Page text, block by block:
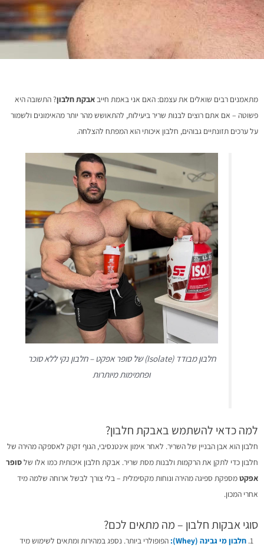
מתאמנים רבים שואלים את עצמם: האם אני באמת חייבאבקת חלבון? התשובה היא
פשוטה – אם אתם רוצים לבנות שריר ביעילות, להתאושש מהר יותר מהאימונים ולשמור
על ערכים תזונתיים גבוהים, חלבון איכותי הוא המפתח להצלחה.
חלבון מבודד (Isolate) של סופר אפקט – חלבון נקי ללא סוכר
ופחמימות מיותרות
למה כדאי להשתמש באבקת חלבון?
חלבון הוא אבן הבניין של השריר. לאחר אימון אינטנסיבי, הגוף זקוק לאספקה מהירה של
חלבון כדי לתקן את הרקמות ולבנות מסת שריר. אבקת חלבון איכותית כמו אלו שלסופר
אפקטמספקת ספיגה מהירה ונוחות מקסימלית – בלי צורך לבשל ארוחה שלמה מיד
אחרי המכון.
סוגי אבקות חלבון – מה מתאים לכם?
חלבון מי גבינה (Whey):
הפופולרי ביותר. נספג במהירות ומתאים לשימוש מיד